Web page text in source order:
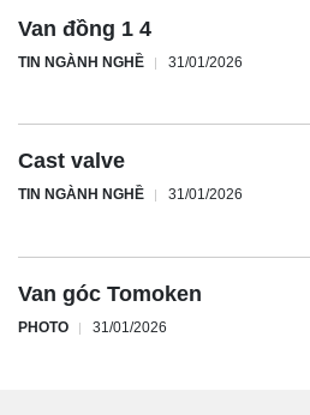
Van đồng 1 4
TIN NGÀNH NGHỀ 31/01/2026
Cast valve
TIN NGÀNH NGHỀ 31/01/2026
Van góc Tomoken
PHOTO 31/01/2026